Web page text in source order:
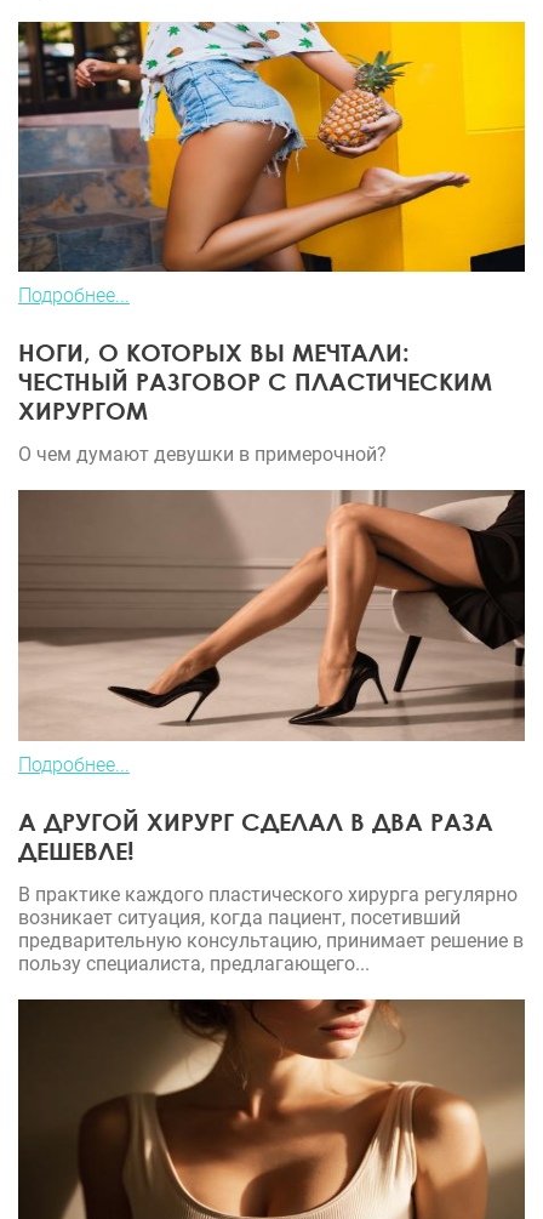
Подробнее...
НОГИ, О КОТОРЫХ ВЫ МЕЧТАЛИ:
ЧЕСТНЫЙ РАЗГОВОР С ПЛАСТИЧЕСКИМ
ХИРУРГОМ
О чем думают девушки в примерочной?
Подробнее...
А ДРУГОЙ ХИРУРГ СДЕЛАЛ В ДВА РАЗА
ДЕШЕВЛЕ!
В практике каждого пластического хирурга регулярно
возникает ситуация, когда пациент, посетивший
предварительную консультацию, принимает решение в
пользу специалиста, предлагающего...